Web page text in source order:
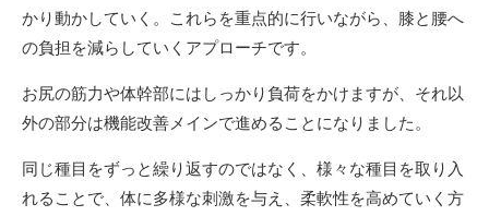
かり動かしていく。これらを重点的に行いながら、膝と腰へ
の負担を減らしていくアプローチです。
お尻の筋力や体幹部にはしっかり負荷をかけますが、それ以
外の部分は機能改善メインで進めることになりました。
同じ種目をずっと繰り返すのではなく、様々な種目を取り入
れることで、体に多様な刺激を与え、柔軟性を高めていく方